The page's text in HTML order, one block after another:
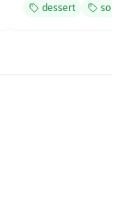
dessert sommer